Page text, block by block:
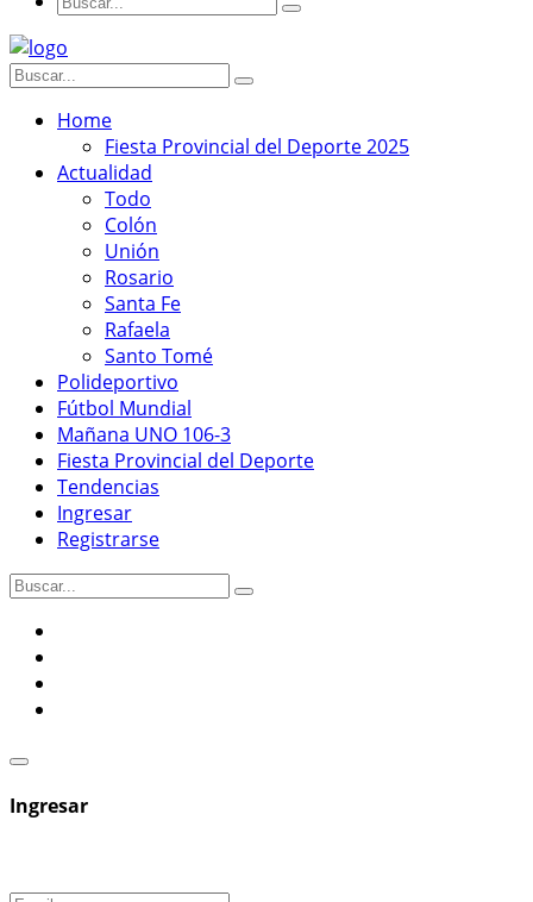
Home
Fiesta Provincial del Deporte 2025
Actualidad
Todo
Colón
Unión
Rosario
Santa Fe
Rafaela
Santo Tomé
Polideportivo
Fútbol Mundial
Mañana UNO 106-3
Fiesta Provincial del Deporte
Tendencias
Ingresar
Registrarse
Ingresar